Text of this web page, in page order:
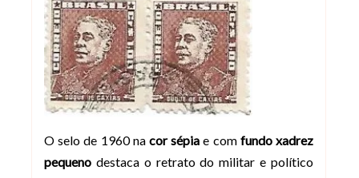
O selo de 1960 na cor sépia e com fundo xadrez
pequeno destaca o retrato do militar e político